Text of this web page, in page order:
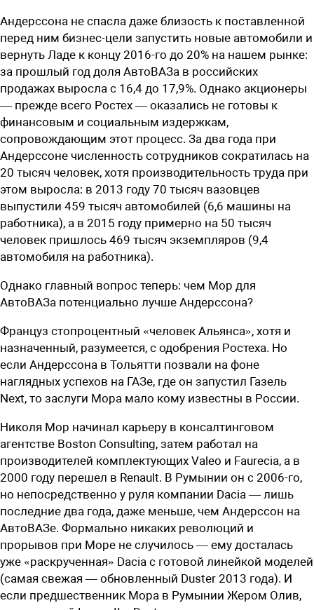
Андерссона не спасла даже близость к поставленной
перед ним бизнес-цели­ запустить новые автомобили и
вернуть Ладе к концу 2016-го до 20% на ­нашем рынке:
за прошлый год доля АвтоВАЗа в российских
продажах выросла с 16,4 до 17,9%. Однако акционеры
— прежде всего Ростех — оказались не готовы к
финансовым и социальным издержкам,
сопровождающим этот процесс. За два года при
Андерссоне численность сотрудников сократилась на
20 тысяч человек, хотя производительность труда при
этом выросла: в 2013 году 70 тысяч вазовцев
выпустили 459 тысяч автомобилей (6,6 машины на
работника), а в 2015 году примерно на 50 тысяч
человек пришлось 469 тысяч экземпляров (9,4
автомобиля на работника).
Однако главный вопрос теперь: чем Мор для
АвтоВАЗа потенциально лучше Андерссона?
Француз стопроцентный «человек Альянса», хотя и
назначенный, разумеется, с одобрения Ростеха. Но
если Андерссона в Тольятти позвали на фоне
наглядных успехов на ГАЗе, где он запустил Газель
Next, то заслуги Мора мало кому известны в России.
Николя Мор начинал карьеру в консалтинговом
агентстве Boston Consulting, затем работал на
производителей комплектующих Valeo и Faurecia, а в
2000 году перешел в Renault. В Румынии он с 2006-го,
но непосредственно у руля компании Dacia — лишь
последние два года, даже меньше, чем Андерссон на
АвтоВАЗе. Формально никаких революций и
прорывов при Море не случилось — ему досталась
уже «раскрученная» Dacia c готовой линейкой моделей
(самая свежая — обновленный Duster 2013 года). И
если предшественник Мора в Румынии Жером Олив,